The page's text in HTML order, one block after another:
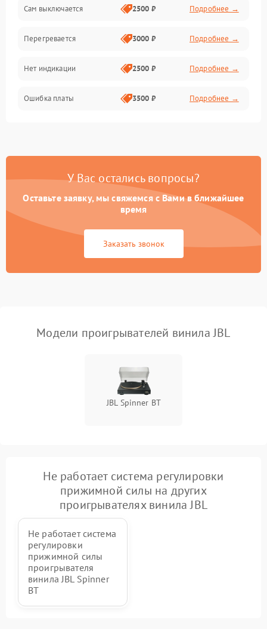
Сам выключается 2500 ₽ Подробнее →
Перегревается 3000 ₽ Подробнее →
Нет индикации 2500 ₽ Подробнее →
Ошибка платы 3500 ₽ Подробнее →
У Вас остались вопросы?
Оставьте заявку, мы свяжемся с Вами в ближайшее
время
Заказать звонок
Модели проигрывателей винила JBL
JBL Spinner BT
Не работает система регулировки
прижимной силы на других
проигрывателях винила JBL
Не работает система
регулировки
прижимной силы
проигрывателя
винила JBL Spinner
BT